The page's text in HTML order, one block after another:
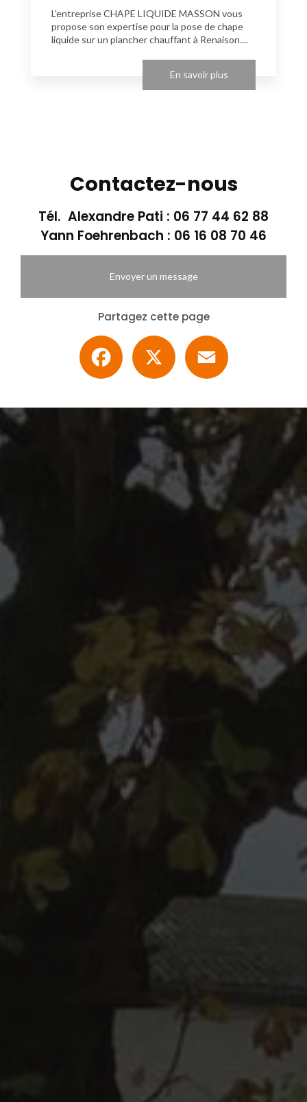
L’entreprise CHAPE LIQUIDE MASSON vous
propose son expertise pour la pose de chape
liquide sur un plancher chauffant à Renaison....
En savoir plus
Contactez-nous
Tél. Alexandre Pati : 06 77 44 62 88
Yann Foehrenbach : 06 16 08 70 46
Envoyer un message
Partagez cette page
Facebook